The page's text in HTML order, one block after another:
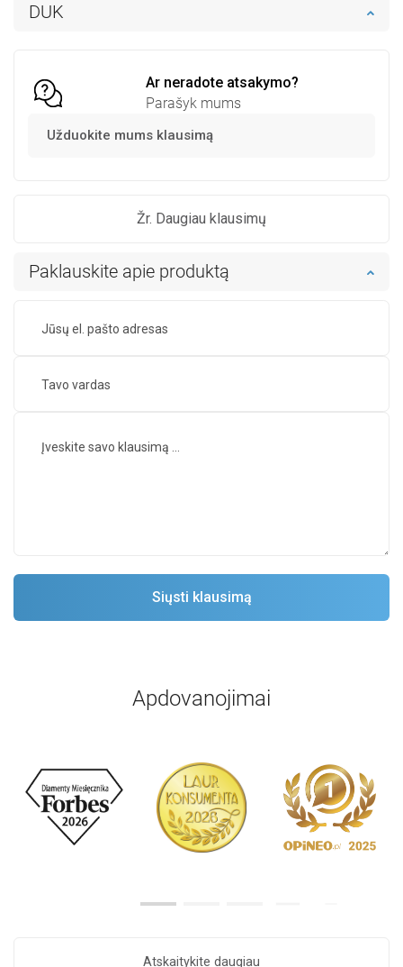
DUK
Ar neradote atsakymo?
Parašyk mums
Užduokite mums klausimą
Žr. Daugiau klausimų
Paklauskite apie produktą
Apdovanojimai
Atskaitykite daugiau